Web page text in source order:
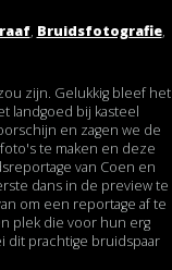
, Bruidsfotografie,
zijn. Gelukkig bleef het
landgoed bij kasteel
en zagen we de
te maken en deze
van Coen en
dans in de preview te
om een reportage af te
plek die voor hun erg
dit prachtige bruidspaar